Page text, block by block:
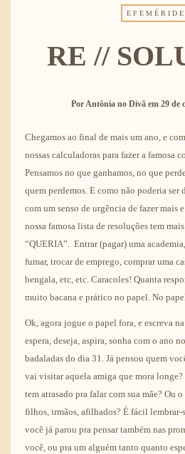
RE //
PorAntônia no Divã em 29 de
Chegamos ao final de mais um ano, e
nossas calculadoras para fazer a famosa
Pensamos no que ganhamos, no que
quem perdemos. E como não poderia ser
com um senso de urgência de fazer mais
nossa famosa lista de resoluções tem
“QUERIA”. Entrar (pagar) uma
fumar, trocar de emprego, comprar uma
bengala, etc, etc. Caracoles! Quanta
muito bacana e prático no papel. No
Ok, agora jogue o papel fora, e escreva
espera, deseja, aspira, sonha com o ano
badaladas do dia 31. Já pensou quem
vai visitar aquela amiga que mora longe?
tem atrasado pra falar com sua mãe? Ou
filhos, irmãos, afilhados? É fácil lembrar-
você já parou pra pensar também nas
você, ou pra um alguém tanto quanto